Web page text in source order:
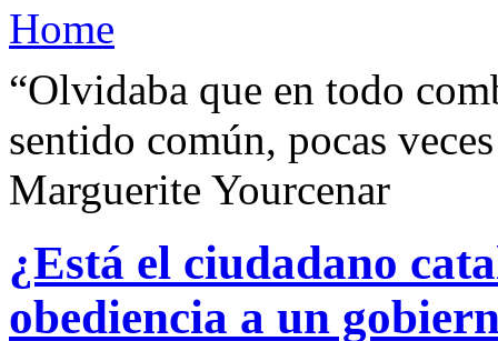
Home
“Olvidaba que en todo
sentido común, pocas
Marguerite Yourcenar
¿Está el ciudadano
obediencia a un